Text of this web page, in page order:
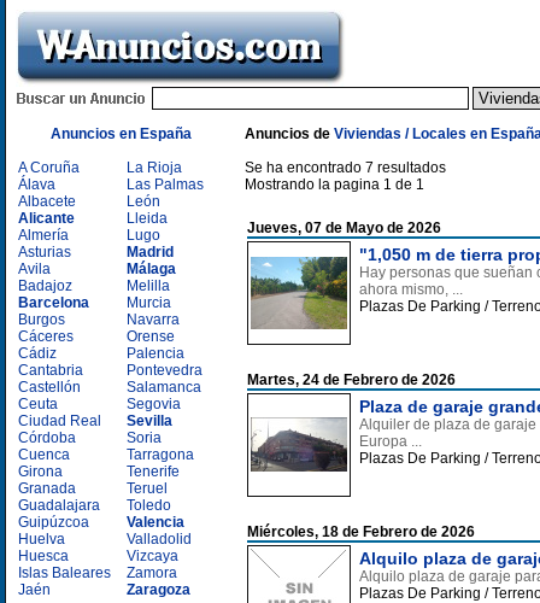
Anuncios en España
A Coruña
Álava
Albacete
Alicante
Almería
Asturias
Avila
Badajoz
Barcelona
Burgos
Cáceres
Cádiz
Cantabria
Castellón
Ceuta
Ciudad Real
Córdoba
Cuenca
Girona
Granada
Guadalajara
Guipúzcoa
Huelva
Huesca
Islas Baleares
Jaén
La Rioja
Las Palmas
León
Lleida
Lugo
Madrid
Málaga
Melilla
Murcia
Navarra
Orense
Palencia
Pontevedra
Salamanca
Segovia
Sevilla
Soria
Tarragona
Tenerife
Teruel
Toledo
Valencia
Valladolid
Vizcaya
Zamora
Zaragoza
Anuncios de Viviendas / Locales en
Se ha encontrado 7 resultados
Mostrando la pagina 1 de 1
Jueves, 07 de Mayo de 2026
"1,050 m de tierra
Hay personas que sueñan
ahora mismo, ...
Plazas De Parking /
Martes, 24 de Febrero de 2026
Plaza de garaje
Alquiler de plaza de
Europa ...
Plazas De Parking /
Miércoles, 18 de Febrero de 2026
Alquilo plaza de
Alquilo plaza de garaje
Plazas De Parking /